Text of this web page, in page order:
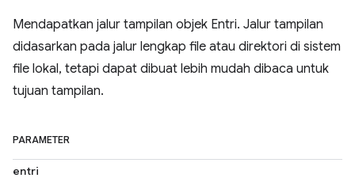
Mendapatkan jalur tampilan objek Entri. Jalur tampilan
didasarkan pada jalur lengkap file atau direktori di sistem
file lokal, tetapi dapat dibuat lebih mudah dibaca untuk
tujuan tampilan.
PARAMETER
entri